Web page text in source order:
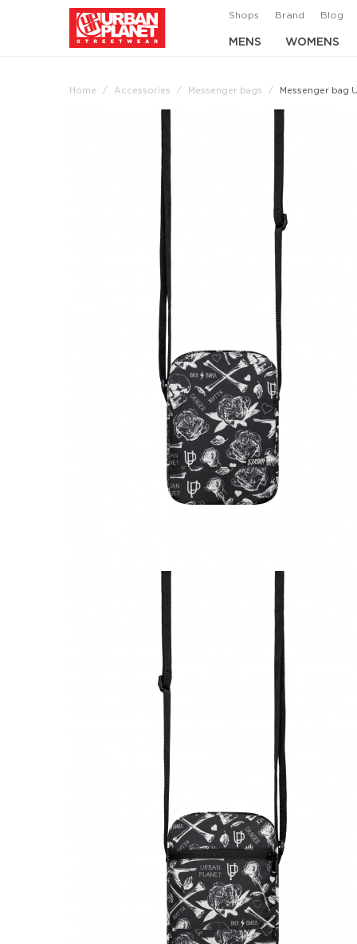
Shops Brand Blog
MENS WOMENS
Home Accessories Messenger bags Messenger bag